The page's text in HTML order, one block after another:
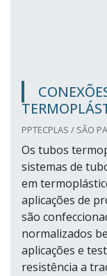
PPTECPLAS / SÃO
Os tubos
sistemas de
em
aplicações de
são
normalizados
aplicações e
resistência a